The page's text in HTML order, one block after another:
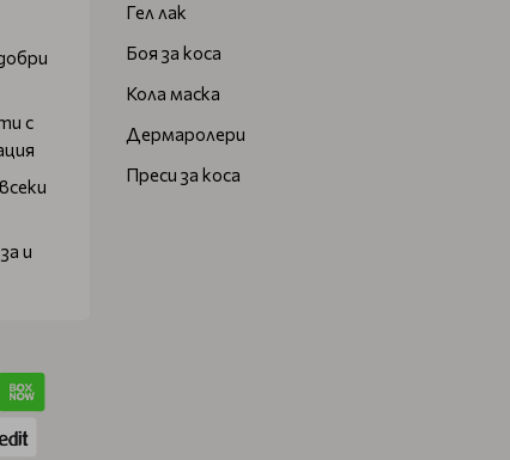
с
и
Гел лак
Боя за коса
Кола маска
Дермаролери
Преси за коса